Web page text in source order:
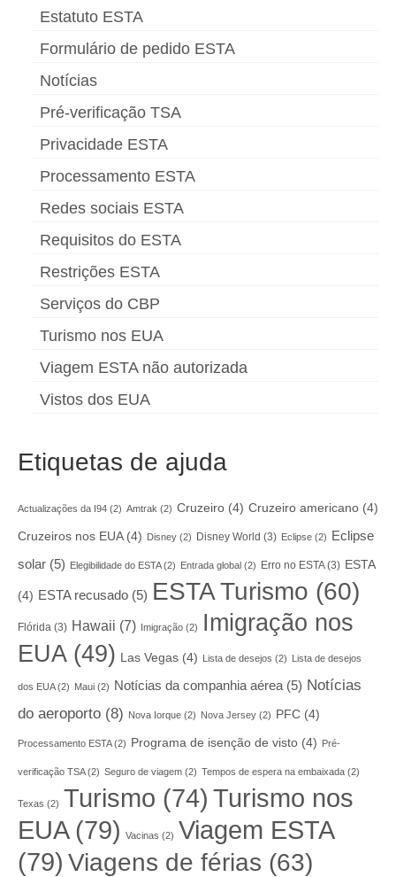
Estatuto ESTA
Formulário de pedido ESTA
Notícias
Pré-verificação TSA
Privacidade ESTA
Processamento ESTA
Redes sociais ESTA
Requisitos do ESTA
Restrições ESTA
Serviços do CBP
Turismo nos EUA
Viagem ESTA não autorizada
Vistos dos EUA
Etiquetas de ajuda
Actualizações da I94 (2) Amtrak (2) Cruzeiro (4) Cruzeiro americano (4)
Cruzeiros nos EUA(4) Disney (2) Disney World (3) Eclipse (2)
Eclipse
solar (5) Elegibilidade do ESTA(2) Entrada global (2) Erro no ESTA(3) ESTA
(4) ESTA recusado (5) ESTA Turismo (60)
Flórida (3) Hawaii (7) Imigração (2)
Imigração nos
EUA(49) Las Vegas (4) Lista de desejos (2) Lista de desejos
dos EUA(2) Maui (2) Notícias da companhia aérea(5) Notícias
do aeroporto (8) Nova Iorque (2) Nova Jersey (2) PFC (4)
Processamento ESTA(2) Programa de isenção de visto (4) Pré-
verificação TSA(2) Seguro de viagem (2) Tempos de espera na embaixada (2)
Texas (2) Turismo (74) Turismo nos
EUA(79) Vacinas (2) Viagem ESTA
(79) Viagens de férias (63)